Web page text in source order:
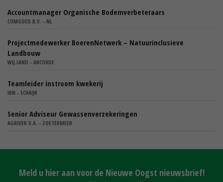
Accountmanager Organische Bodemverbeteraars
COMGOED B.V. - NL
Projectmedewerker BoerenNetwerk – Natuurinclusieve
Landbouw
WIJ.LAND - ABCOUDE
Teamleider instroom kwekerij
IBN - SCHAIJK
Senior Adviseur Gewassenverzekeringen
AGRIVER U.A. - ZOETERMEER
Meld u hier aan voor de Nieuwe Oogst nieuwsbrief!